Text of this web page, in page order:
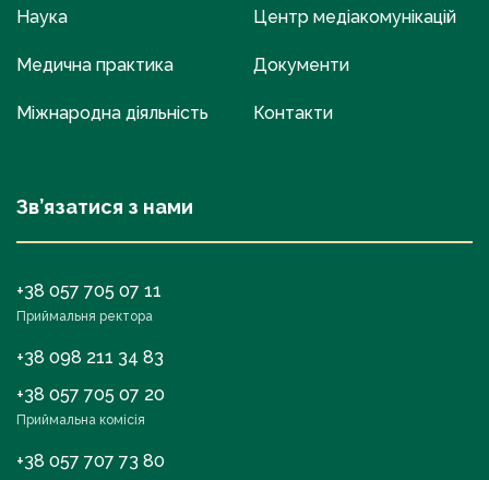
Наука
Медична практика
Міжнародна діяльність
Центр медіакомунікацій
Документи
Контакти
Зв’язатися з нами
+38 057 705 07 11
Приймальня ректора
+38 098 211 34 83
+38 057 705 07 20
Приймальна комісія
+38 057 707 73 80